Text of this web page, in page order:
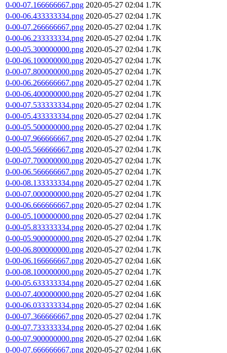
0-00-07.166666667.png 2020-05-27 02:04 1.7K
0-00-06.433333334.png 2020-05-27 02:04 1.7K
0-00-07.266666667.png 2020-05-27 02:04 1.7K
0-00-06.233333334.png 2020-05-27 02:04 1.7K
0-00-05.300000000.png 2020-05-27 02:04 1.7K
0-00-06.100000000.png 2020-05-27 02:04 1.7K
0-00-07.800000000.png 2020-05-27 02:04 1.7K
0-00-06.266666667.png 2020-05-27 02:04 1.7K
0-00-06.400000000.png 2020-05-27 02:04 1.7K
0-00-07.533333334.png 2020-05-27 02:04 1.7K
0-00-05.433333334.png 2020-05-27 02:04 1.7K
0-00-05.500000000.png 2020-05-27 02:04 1.7K
0-00-07.966666667.png 2020-05-27 02:04 1.7K
0-00-05.566666667.png 2020-05-27 02:04 1.7K
0-00-07.700000000.png 2020-05-27 02:04 1.7K
0-00-06.566666667.png 2020-05-27 02:04 1.7K
0-00-08.133333334.png 2020-05-27 02:04 1.7K
0-00-07.000000000.png 2020-05-27 02:04 1.7K
0-00-06.666666667.png 2020-05-27 02:04 1.7K
0-00-05.100000000.png 2020-05-27 02:04 1.7K
0-00-05.833333334.png 2020-05-27 02:04 1.7K
0-00-05.900000000.png 2020-05-27 02:04 1.7K
0-00-06.800000000.png 2020-05-27 02:04 1.7K
0-00-06.166666667.png 2020-05-27 02:04 1.6K
0-00-08.100000000.png 2020-05-27 02:04 1.7K
0-00-05.633333334.png 2020-05-27 02:04 1.6K
0-00-07.400000000.png 2020-05-27 02:04 1.6K
0-00-06.033333334.png 2020-05-27 02:04 1.6K
0-00-07.366666667.png 2020-05-27 02:04 1.7K
0-00-07.733333334.png 2020-05-27 02:04 1.6K
0-00-07.900000000.png 2020-05-27 02:04 1.6K
0-00-07.666666667.png 2020-05-27 02:04 1.6K